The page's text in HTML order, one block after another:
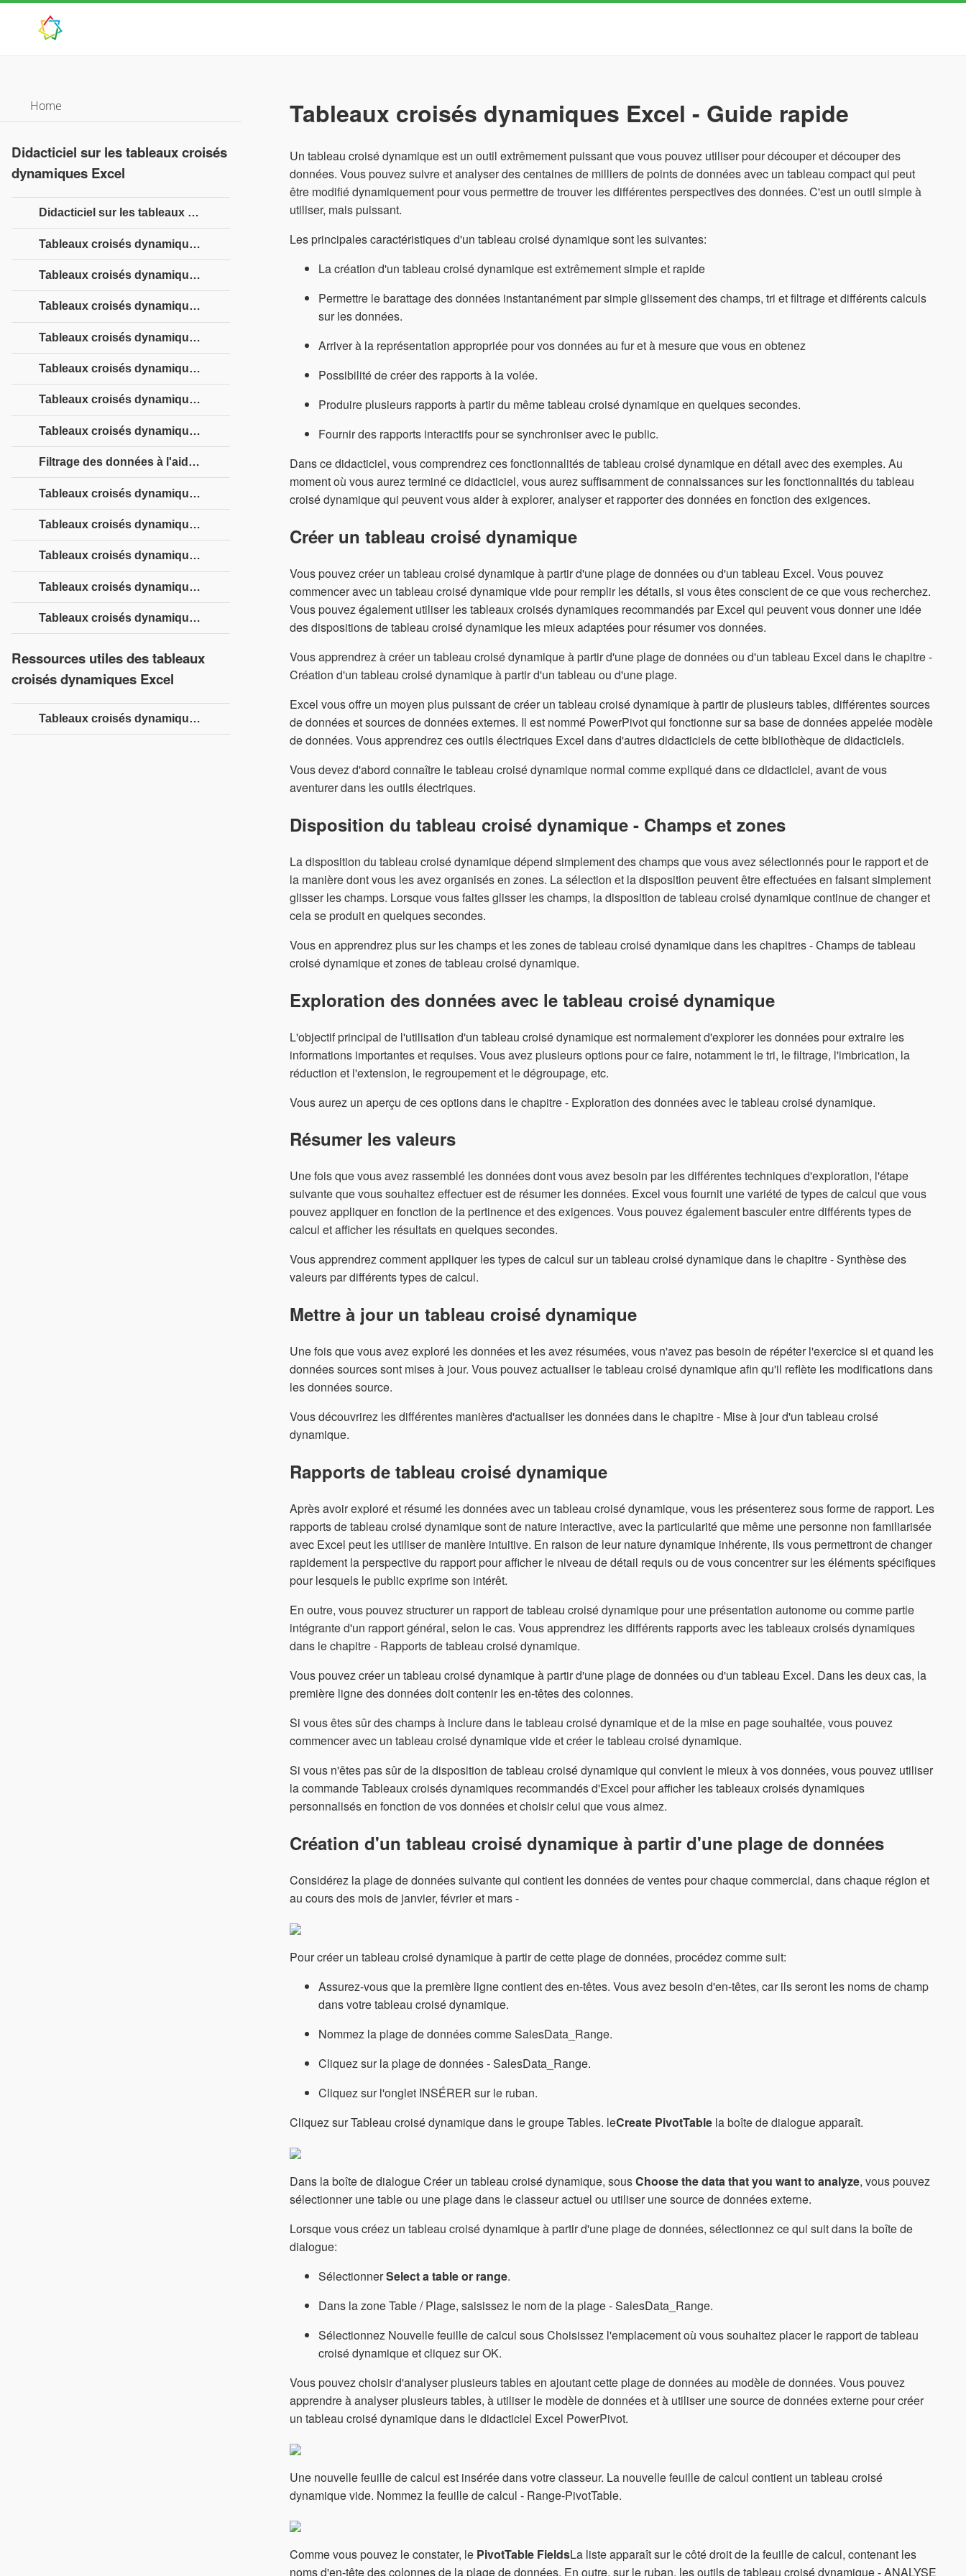
Tableaux croisés dynamiques Excel - Guide rapide
Un tableau croisé dynamique est un outil extrêmement puissant que vous pouvez utiliser pour découper et découper des
données. Vous pouvez suivre et analyser des centaines de milliers de points de données avec un tableau compact qui peut
être modifié dynamiquement pour vous permettre de trouver les différentes perspectives des données. C'est un outil simple à
utiliser, mais puissant.
Les principales caractéristiques d'un tableau croisé dynamique sont les suivantes:
La création d'un tableau croisé dynamique est extrêmement simple et rapide
Permettre le barattage des données instantanément par simple glissement des champs, tri et filtrage et différents calculs
sur les données.
Arriver à la représentation appropriée pour vos données au fur et à mesure que vous en obtenez
Possibilité de créer des rapports à la volée.
Produire plusieurs rapports à partir du même tableau croisé dynamique en quelques secondes.
Fournir des rapports interactifs pour se synchroniser avec le public.
Dans ce didacticiel, vous comprendrez ces fonctionnalités de tableau croisé dynamique en détail avec des exemples. Au
moment où vous aurez terminé ce didacticiel, vous aurez suffisamment de connaissances sur les fonctionnalités du tableau
croisé dynamique qui peuvent vous aider à explorer, analyser et rapporter des données en fonction des exigences.
Créer un tableau croisé dynamique
Vous pouvez créer un tableau croisé dynamique à partir d'une plage de données ou d'un tableau Excel. Vous pouvez
commencer avec un tableau croisé dynamique vide pour remplir les détails, si vous êtes conscient de ce que vous recherchez.
Vous pouvez également utiliser les tableaux croisés dynamiques recommandés par Excel qui peuvent vous donner une idée
des dispositions de tableau croisé dynamique les mieux adaptées pour résumer vos données.
Vous apprendrez à créer un tableau croisé dynamique à partir d'une plage de données ou d'un tableau Excel dans le chapitre -
Création d'un tableau croisé dynamique à partir d'un tableau ou d'une plage.
Excel vous offre un moyen plus puissant de créer un tableau croisé dynamique à partir de plusieurs tables, différentes sources
de données et sources de données externes. Il est nommé PowerPivot qui fonctionne sur sa base de données appelée modèle
de données. Vous apprendrez ces outils électriques Excel dans d'autres didacticiels de cette bibliothèque de didacticiels.
Vous devez d'abord connaître le tableau croisé dynamique normal comme expliqué dans ce didacticiel, avant de vous
aventurer dans les outils électriques.
Disposition du tableau croisé dynamique - Champs et zones
La disposition du tableau croisé dynamique dépend simplement des champs que vous avez sélectionnés pour le rapport et de
la manière dont vous les avez organisés en zones. La sélection et la disposition peuvent être effectuées en faisant simplement
glisser les champs. Lorsque vous faites glisser les champs, la disposition de tableau croisé dynamique continue de changer et
cela se produit en quelques secondes.
Vous en apprendrez plus sur les champs et les zones de tableau croisé dynamique dans les chapitres - Champs de tableau
croisé dynamique et zones de tableau croisé dynamique.
Exploration des données avec le tableau croisé dynamique
L'objectif principal de l'utilisation d'un tableau croisé dynamique est normalement d'explorer les données pour extraire les
informations importantes et requises. Vous avez plusieurs options pour ce faire, notamment le tri, le filtrage, l'imbrication, la
réduction et l'extension, le regroupement et le dégroupage, etc.
Vous aurez un aperçu de ces options dans le chapitre - Exploration des données avec le tableau croisé dynamique.
Résumer les valeurs
Une fois que vous avez rassemblé les données dont vous avez besoin par les différentes techniques d'exploration, l'étape
suivante que vous souhaitez effectuer est de résumer les données. Excel vous fournit une variété de types de calcul que vous
pouvez appliquer en fonction de la pertinence et des exigences. Vous pouvez également basculer entre différents types de
calcul et afficher les résultats en quelques secondes.
Vous apprendrez comment appliquer les types de calcul sur un tableau croisé dynamique dans le chapitre - Synthèse des
valeurs par différents types de calcul.
Mettre à jour un tableau croisé dynamique
Une fois que vous avez exploré les données et les avez résumées, vous n'avez pas besoin de répéter l'exercice si et quand les
données sources sont mises à jour. Vous pouvez actualiser le tableau croisé dynamique afin qu'il reflète les modifications dans
les données source.
Vous découvrirez les différentes manières d'actualiser les données dans le chapitre - Mise à jour d'un tableau croisé
dynamique.
Rapports de tableau croisé dynamique
Après avoir exploré et résumé les données avec un tableau croisé dynamique, vous les présenterez sous forme de rapport. Les
rapports de tableau croisé dynamique sont de nature interactive, avec la particularité que même une personne non familiarisée
avec Excel peut les utiliser de manière intuitive. En raison de leur nature dynamique inhérente, ils vous permettront de changer
rapidement la perspective du rapport pour afficher le niveau de détail requis ou de vous concentrer sur les éléments spécifiques
pour lesquels le public exprime son intérêt.
En outre, vous pouvez structurer un rapport de tableau croisé dynamique pour une présentation autonome ou comme partie
intégrante d'un rapport général, selon le cas. Vous apprendrez les différents rapports avec les tableaux croisés dynamiques
dans le chapitre - Rapports de tableau croisé dynamique.
Vous pouvez créer un tableau croisé dynamique à partir d'une plage de données ou d'un tableau Excel. Dans les deux cas, la
première ligne des données doit contenir les en-têtes des colonnes.
Si vous êtes sûr des champs à inclure dans le tableau croisé dynamique et de la mise en page souhaitée, vous pouvez
commencer avec un tableau croisé dynamique vide et créer le tableau croisé dynamique.
Si vous n'êtes pas sûr de la disposition de tableau croisé dynamique qui convient le mieux à vos données, vous pouvez utiliser
la commande Tableaux croisés dynamiques recommandés d'Excel pour afficher les tableaux croisés dynamiques
personnalisés en fonction de vos données et choisir celui que vous aimez.
Création d'un tableau croisé dynamique à partir d'une plage de données
Considérez la plage de données suivante qui contient les données de ventes pour chaque commercial, dans chaque région et
au cours des mois de janvier, février et mars -
Pour créer un tableau croisé dynamique à partir de cette plage de données, procédez comme suit:
Assurez-vous que la première ligne contient des en-têtes. Vous avez besoin d'en-têtes, car ils seront les noms de champ
dans votre tableau croisé dynamique.
Nommez la plage de données comme SalesData_Range.
Cliquez sur la plage de données - SalesData_Range.
Cliquez sur l'onglet INSÉRER sur le ruban.
Cliquez sur Tableau croisé dynamique dans le groupe Tables. leCreate PivotTable la boîte de dialogue apparaît.
Dans la boîte de dialogue Créer un tableau croisé dynamique, sousChoose the data that you want to analyze, vous pouvez
sélectionner une table ou une plage dans le classeur actuel ou utiliser une source de données externe.
Lorsque vous créez un tableau croisé dynamique à partir d'une plage de données, sélectionnez ce qui suit dans la boîte de
dialogue:
SélectionnerSelect a table or range.
Dans la zone Table / Plage, saisissez le nom de la plage - SalesData_Range.
Sélectionnez Nouvelle feuille de calcul sous Choisissez l'emplacement où vous souhaitez placer le rapport de tableau
croisé dynamique et cliquez sur OK.
Vous pouvez choisir d'analyser plusieurs tables en ajoutant cette plage de données au modèle de données. Vous pouvez
apprendre à analyser plusieurs tables, à utiliser le modèle de données et à utiliser une source de données externe pour créer
un tableau croisé dynamique dans le didacticiel Excel PowerPivot.
Une nouvelle feuille de calcul est insérée dans votre classeur. La nouvelle feuille de calcul contient un tableau croisé
dynamique vide. Nommez la feuille de calcul - Range-PivotTable.
Comme vous pouvez le constater, le PivotTable FieldsLa liste apparaît sur le côté droit de la feuille de calcul, contenant les
noms d'en-tête des colonnes de la plage de données. En outre, sur le ruban, les outils de tableau croisé dynamique - ANALYSE
Home
Didacticiel sur les tableaux croisés
dynamiques Excel
Didacticiel sur les tableaux croisés dynamiques Excel
Tableaux croisés dynamiques Excel - Présentation
Tableaux croisés dynamiques Excel - Création
Tableaux croisés dynamiques Excel - Champs
Tableaux croisés dynamiques Excel - Zones
Tableaux croisés dynamiques Excel - Exploration des données
Tableaux croisés dynamiques Excel - Tri des données
Tableaux croisés dynamiques Excel - Filtrage des données
Filtrage des données à l'aide de segments
Tableaux croisés dynamiques Excel - Imbrication
Tableaux croisés dynamiques Excel - Outils
Tableaux croisés dynamiques Excel - Synthèse des valeurs
Tableaux croisés dynamiques Excel - Mise à jour des données
Tableaux croisés dynamiques Excel - Rapports
Ressources utiles des tableaux
croisés dynamiques Excel
Tableaux croisés dynamiques Excel - Guide rapide